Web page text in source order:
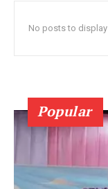
No posts to display
Popular